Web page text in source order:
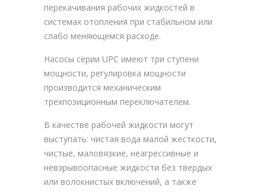
перекачивания рабочих жидкостей в
системах отопления при стабильном или
слабо меняющемся расходе.
Насосы серии UPC имеют три ступени
мощности, регулировка мощности
производится механическим
трехпозиционным переключателем.
В качестве рабочей жидкости могут
выступать: чистая вода малой жесткости,
чистые, маловязкие, неагрессивные и
невзрывоопасные жидкости без твердых
или волокнистых включений, а также